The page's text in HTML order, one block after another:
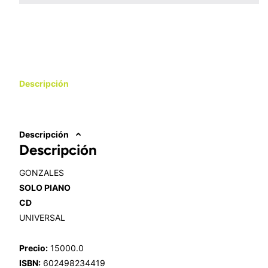
Descripción
Descripción
Descripción
GONZALES
SOLO PIANO
CD
UNIVERSAL
Precio: 15000.0
ISBN: 602498234419